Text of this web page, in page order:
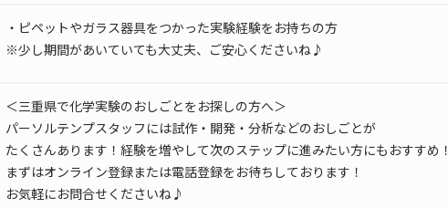
・ピペットやガラス器具をつかった実験経験をお持ちの方
※少し期間があいていても大丈夫、ご安心くださいね♪
＜三重県で化学実験のおしごとをお探しの方へ＞
パーソルテンプスタッフには試作・開発・分析などのおしごとが
たくさんあります！経験を増やして次のステップに進みたい方にもおすすめ！
まずはオンライン登録または電話登録をお待ちしております！
お気軽にお問合せくださいね♪